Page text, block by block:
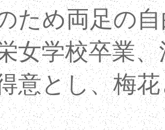
ため両足の
女学校卒業
意とし、梅